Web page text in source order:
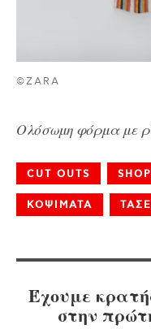
©ZARA
Ολόσωμη φόρμα με
CUT OUTS
ΚΟΨΙΜΑΤΑ
Έχουμε
στην